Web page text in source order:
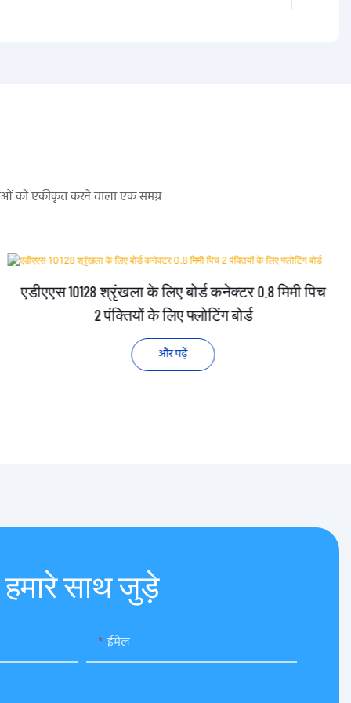
को एकीकृत करने वाला एक समग्र
एडीएएस 10128 श्रृंखला के लिए बोर्ड कनेक्टर 0.8 मिमी पिच
2 पंक्तियों के लिए फ्लोटिंग बोर्ड
और पढ़ें
हमारे साथ जुड़े
ईमेल